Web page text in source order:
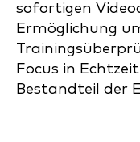
sofortigen
Ermöglichung
Focus in
Bestandteil der